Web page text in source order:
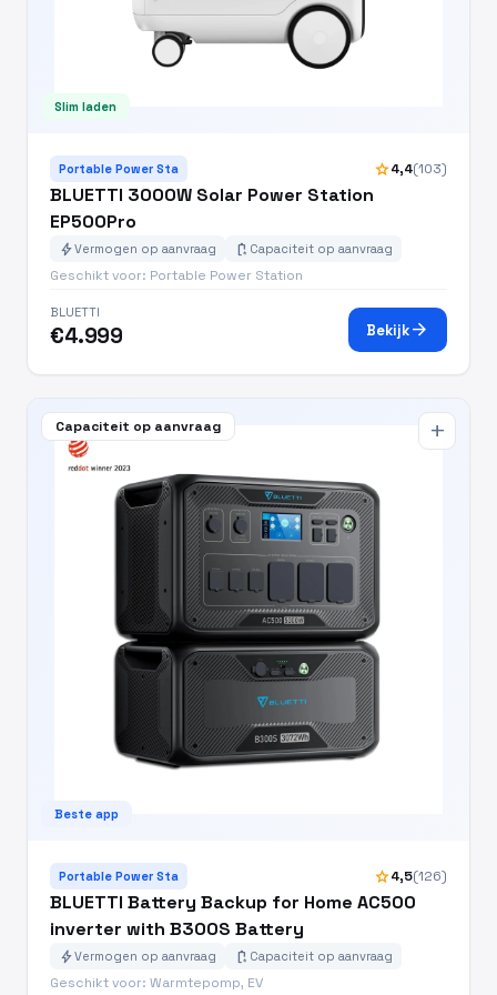
Slim laden
Portable Power Sta star4,4(103)
BLUETTI 3000W Solar Power Station
EP500Pro
boltVermogen op aanvraag battery_charging_full Capaciteit op aanvraag
Geschikt voor: Portable Power Station
BLUETTI
€4.999 Bekijkarrow_forward
Capaciteit op aanvraag
Beste app
add
Portable Power Sta star4,5(126)
BLUETTI Battery Backup for Home AC500
inverter with B300S Battery
boltVermogen op aanvraag battery_charging_full Capaciteit op aanvraag
Geschikt voor: Warmtepomp, EV